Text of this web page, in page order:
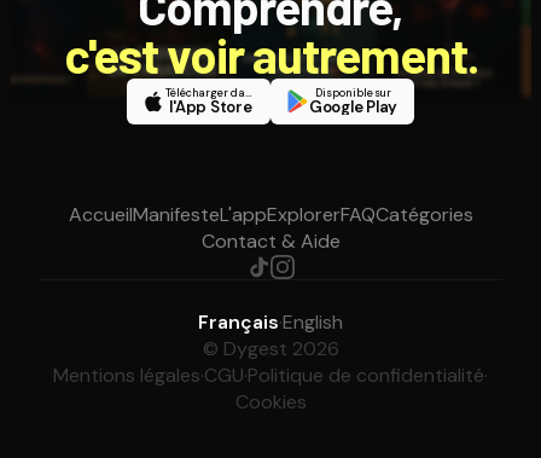
c'est voir autrement.
Télécharger dans
l'App Store
Disponible sur
Google Play
AccueilManifesteL'appExplorerFAQCatégories
Contact & Aide
Français·English
© Dygest 2026
Mentions légales·CGU·Politique de confidentialité·
Cookies